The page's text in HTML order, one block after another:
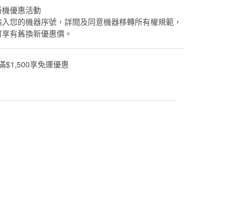
優惠活動
您的機器序號，詳閱及同意機器移轉所有權規範，
有舊換新優惠價。
$1,500享免運優惠